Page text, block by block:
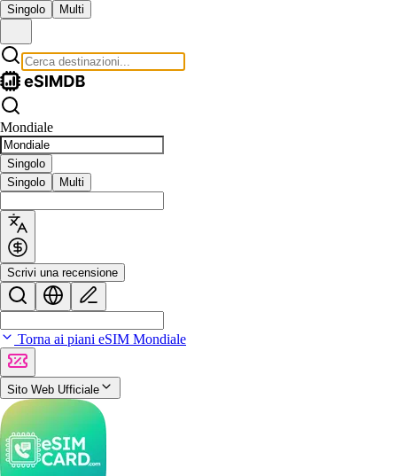
Singolo Multi
Mondiale
Singolo
Singolo
Multi
Scrivi una recensione
Torna ai piani eSIM Mondiale
Sito Web Ufficiale